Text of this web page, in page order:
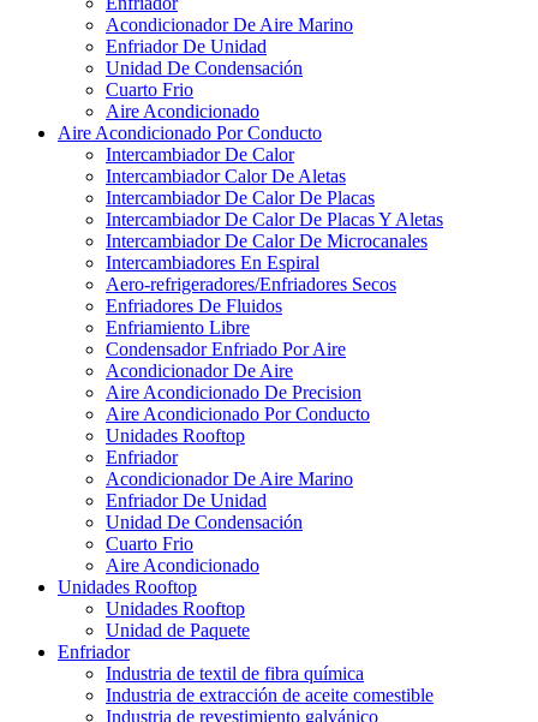
Acondicionador De Aire Marino
Enfriador De Unidad
Unidad De Condensación
Cuarto Frio
Aire Acondicionado
Aire Acondicionado Por Conducto
Intercambiador De Calor
Intercambiador Calor De Aletas
Intercambiador De Calor De Placas
Intercambiador De Calor De Placas Y Aletas
Intercambiador De Calor De Microcanales
Intercambiadores En Espiral
Aero-refrigeradores/Enfriadores Secos
Enfriadores De Fluidos
Enfriamiento Libre
Condensador Enfriado Por Aire
Acondicionador De Aire
Aire Acondicionado De Precision
Aire Acondicionado Por Conducto
Unidades Rooftop
Enfriador
Acondicionador De Aire Marino
Enfriador De Unidad
Unidad De Condensación
Cuarto Frio
Aire Acondicionado
Unidades Rooftop
Unidades Rooftop
Unidad de Paquete
Enfriador
Industria de textil de fibra química
Industria de extracción de aceite comestible
Industria de revestimiento galvánico